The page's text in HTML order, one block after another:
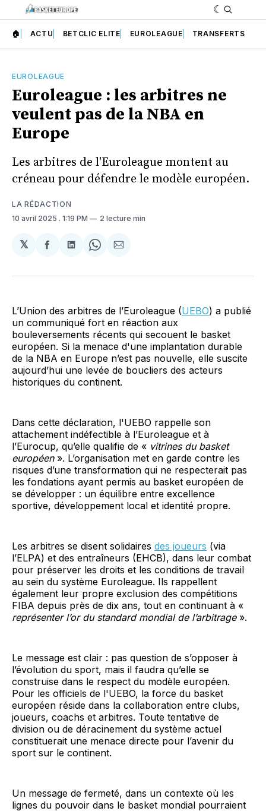
🏠 ACTU BETCLIC ELITE EUROLEAGUE TRANSFERTS
EUROLEAGUE
Euroleague : les arbitres ne
veulent pas de la NBA en
Europe
Les arbitres de l'Euroleague montent au
créneau pour défendre le modèle européen.
LA RÉDACTION
10 avril 2025 . 1:19 PM 2 lecture min
𝕏
Partager
Facebook
Partager
LinkedIn
Share
WhatsApp
Partager
Courriel
L’Union des arbitres de l’Euroleague (UEBO) a publié
un communiqué fort en réaction aux
bouleversements récents qui secouent le basket
européen. Si la menace d'une implantation durable
de la NBA en Europe n’est pas nouvelle, elle suscite
aujourd’hui une levée de boucliers des acteurs
historiques du continent.
Dans cette déclaration, l'UEBO rappelle son
attachement indéfectible à l’Euroleague et à
l’Eurocup, qu’elle qualifie de « vitrines du basket
européen». L’organisation met en garde contre les
risques d’une transformation qui ne respecterait pas
les fondations ayant permis au basket européen de
se développer : un équilibre entre excellence
sportive, développement local et identité propre.
Les arbitres se disent solidaires des joueurs (via
l’ELPA) et des entraîneurs (EHCB), dans leur combat
pour préserver les droits et les conditions de travail
au sein du système Euroleague. Ils rappellent
également leur propre exclusion des compétitions
FIBA depuis près de dix ans, tout en continuant à «
représenter l’or du standard mondial de l’arbitrage».
Le message est clair : pas question de s’opposer à
l’évolution du sport, mais il faudra qu’elle se
construise dans le respect du modèle européen.
Pour les officiels de l'UEBO, la force du basket
européen réside dans la collaboration entre clubs,
joueurs, coachs et arbitres. Toute tentative de
division ou de déracinement du système actuel
constituerait une menace directe pour l’avenir du
sport sur le continent.
Un message de fermeté, dans un contexte où les
lignes du pouvoir dans le basket mondial pourraient